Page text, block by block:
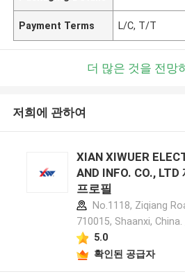
Payment Terms L/C, T/T
더 많은 것을 전망
저희에 관하여
XIAN XIWUER
AND INFO. CO., LTD
프로필
No.1118, Ziqiang
710015, Shaanxi, China.
5.0
확인된 공급자